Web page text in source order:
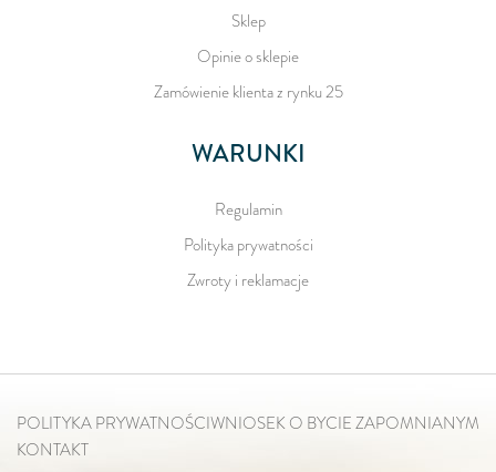
Sklep
Opinie o sklepie
Zamówienie klienta z rynku 25
WARUNKI
Regulamin
Polityka prywatności
Zwroty i reklamacje
POLITYKA PRYWATNOŚCIWNIOSEK O BYCIE ZAPOMNIANYM
KONTAKT